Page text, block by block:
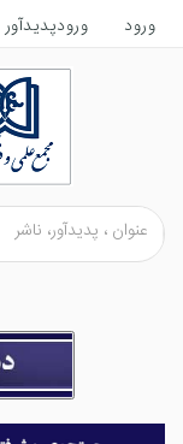
ورود ورودپدیدآور